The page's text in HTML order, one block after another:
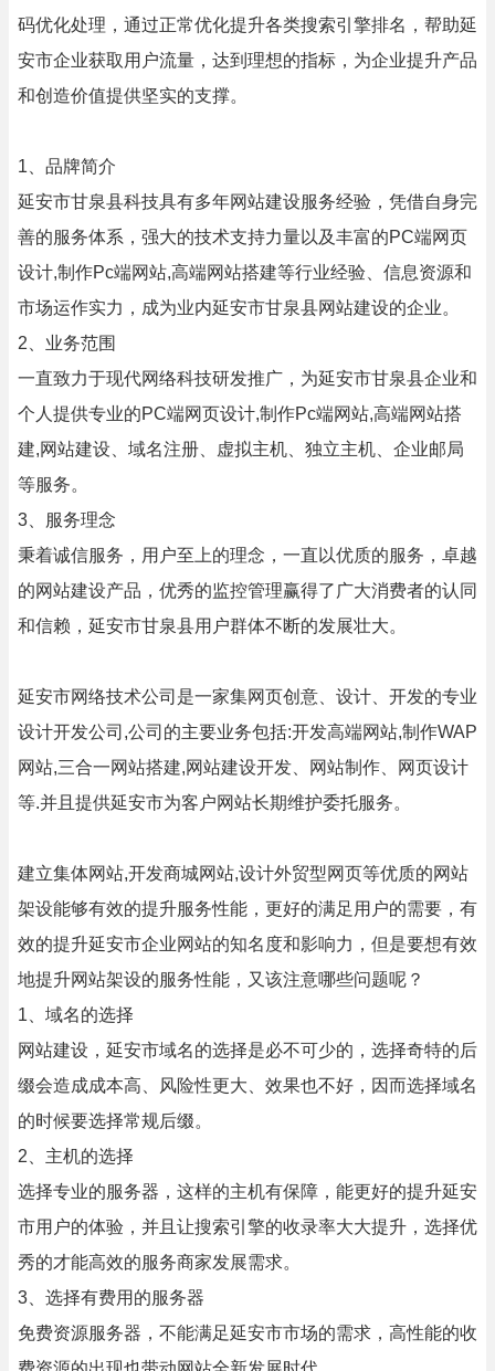
码优化处理，通过正常优化提升各类搜索引擎排名，帮助延
安市企业获取用户流量，达到理想的指标，为企业提升产品
和创造价值提供坚实的支撑。
1、品牌简介
延安市甘泉县科技具有多年网站建设服务经验，凭借自身完
善的服务体系，强大的技术支持力量以及丰富的PC端网页
设计,制作Pc端网站,高端网站搭建等行业经验、信息资源和
市场运作实力，成为业内延安市甘泉县网站建设的企业。
2、业务范围
一直致力于现代网络科技研发推广，为延安市甘泉县企业和
个人提供专业的PC端网页设计,制作Pc端网站,高端网站搭
建,网站建设、域名注册、虚拟主机、独立主机、企业邮局
等服务。
3、服务理念
秉着诚信服务，用户至上的理念，一直以优质的服务，卓越
的网站建设产品，优秀的监控管理赢得了广大消费者的认同
和信赖，延安市甘泉县用户群体不断的发展壮大。
延安市网络技术公司是一家集网页创意、设计、开发的专业
设计开发公司,公司的主要业务包括:开发高端网站,制作WAP
网站,三合一网站搭建,网站建设开发、网站制作、网页设计
等.并且提供延安市为客户网站长期维护委托服务。
建立集体网站,开发商城网站,设计外贸型网页等优质的网站
架设能够有效的提升服务性能，更好的满足用户的需要，有
效的提升延安市企业网站的知名度和影响力，但是要想有效
地提升网站架设的服务性能，又该注意哪些问题呢？
1、域名的选择
网站建设，延安市域名的选择是必不可少的，选择奇特的后
缀会造成成本高、风险性更大、效果也不好，因而选择域名
的时候要选择常规后缀。
2、主机的选择
选择专业的服务器，这样的主机有保障，能更好的提升延安
市用户的体验，并且让搜索引擎的收录率大大提升，选择优
秀的才能高效的服务商家发展需求。
3、选择有费用的服务器
免费资源服务器，不能满足延安市市场的需求，高性能的收